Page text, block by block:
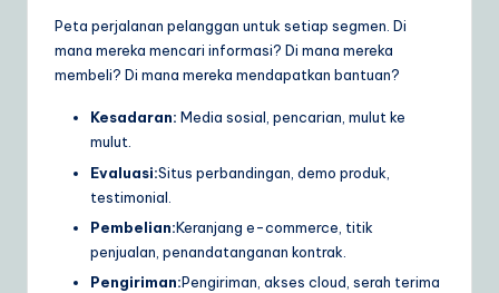
Peta perjalanan pelanggan untuk setiap segmen. Di
mana mereka mencari informasi? Di mana mereka
membeli? Di mana mereka mendapatkan bantuan?
Kesadaran: Media sosial, pencarian, mulut ke
mulut.
Evaluasi:Situs perbandingan, demo produk,
testimonial.
Pembelian:Keranjang e-commerce, titik
penjualan, penandatanganan kontrak.
Pengiriman:Pengiriman, akses cloud, serah terima